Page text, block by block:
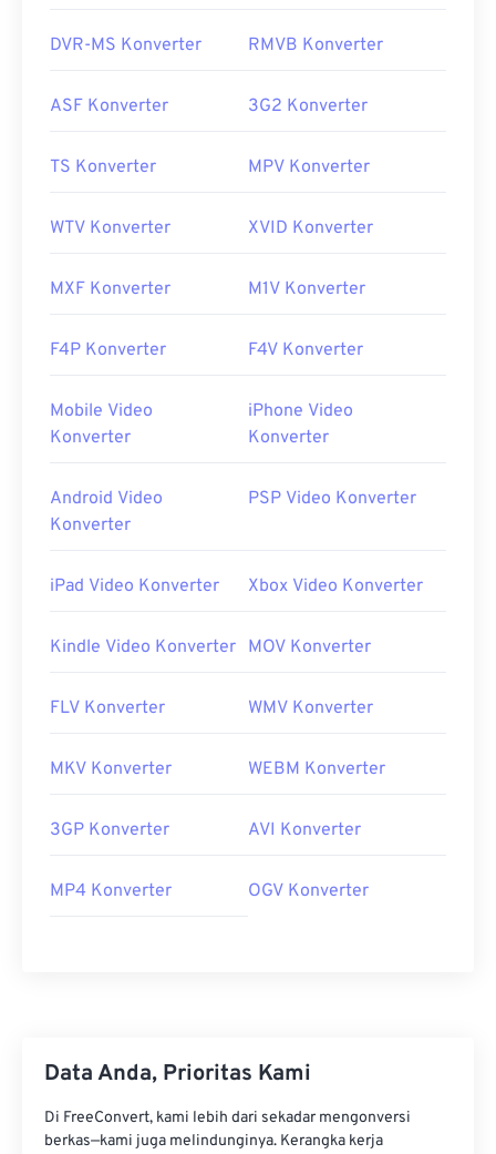
DVR-MS Konverter RMVB Konverter
ASF Konverter 3G2 Konverter
TS Konverter MPV Konverter
WTV Konverter XVID Konverter
MXF Konverter M1V Konverter
F4P Konverter F4V Konverter
Mobile Video
Konverter
iPhone Video
Konverter
Android Video
Konverter
PSP Video Konverter
iPad Video Konverter Xbox Video Konverter
Kindle Video Konverter MOV Konverter
FLV Konverter WMV Konverter
MKV Konverter WEBM Konverter
3GP Konverter AVI Konverter
MP4 Konverter OGV Konverter
Data Anda, Prioritas Kami
Di FreeConvert, kami lebih dari sekadar mengonversi
berkas—kami juga melindunginya. Kerangka kerja